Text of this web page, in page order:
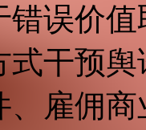
错误价
式干预
、雇佣